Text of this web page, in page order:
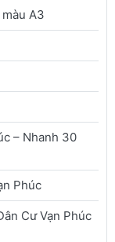
A3
– Nhanh 30
Phúc
Cư Vạn Phúc